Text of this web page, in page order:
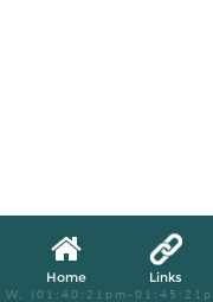
Home Links
W, (01:40:21pm-